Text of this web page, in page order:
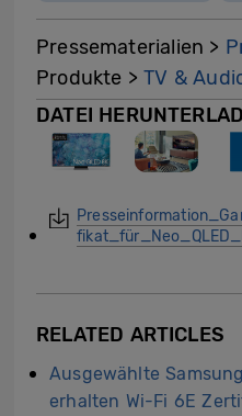
Pressematerialien >
Produkte >TV &
DATEI
RELATED ARTICLES
Ausgewählte
erhalten Wi-Fi 6E